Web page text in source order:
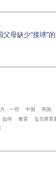
母缺少“接球”
一些 中国 美国
如何 教育 宝贝养育